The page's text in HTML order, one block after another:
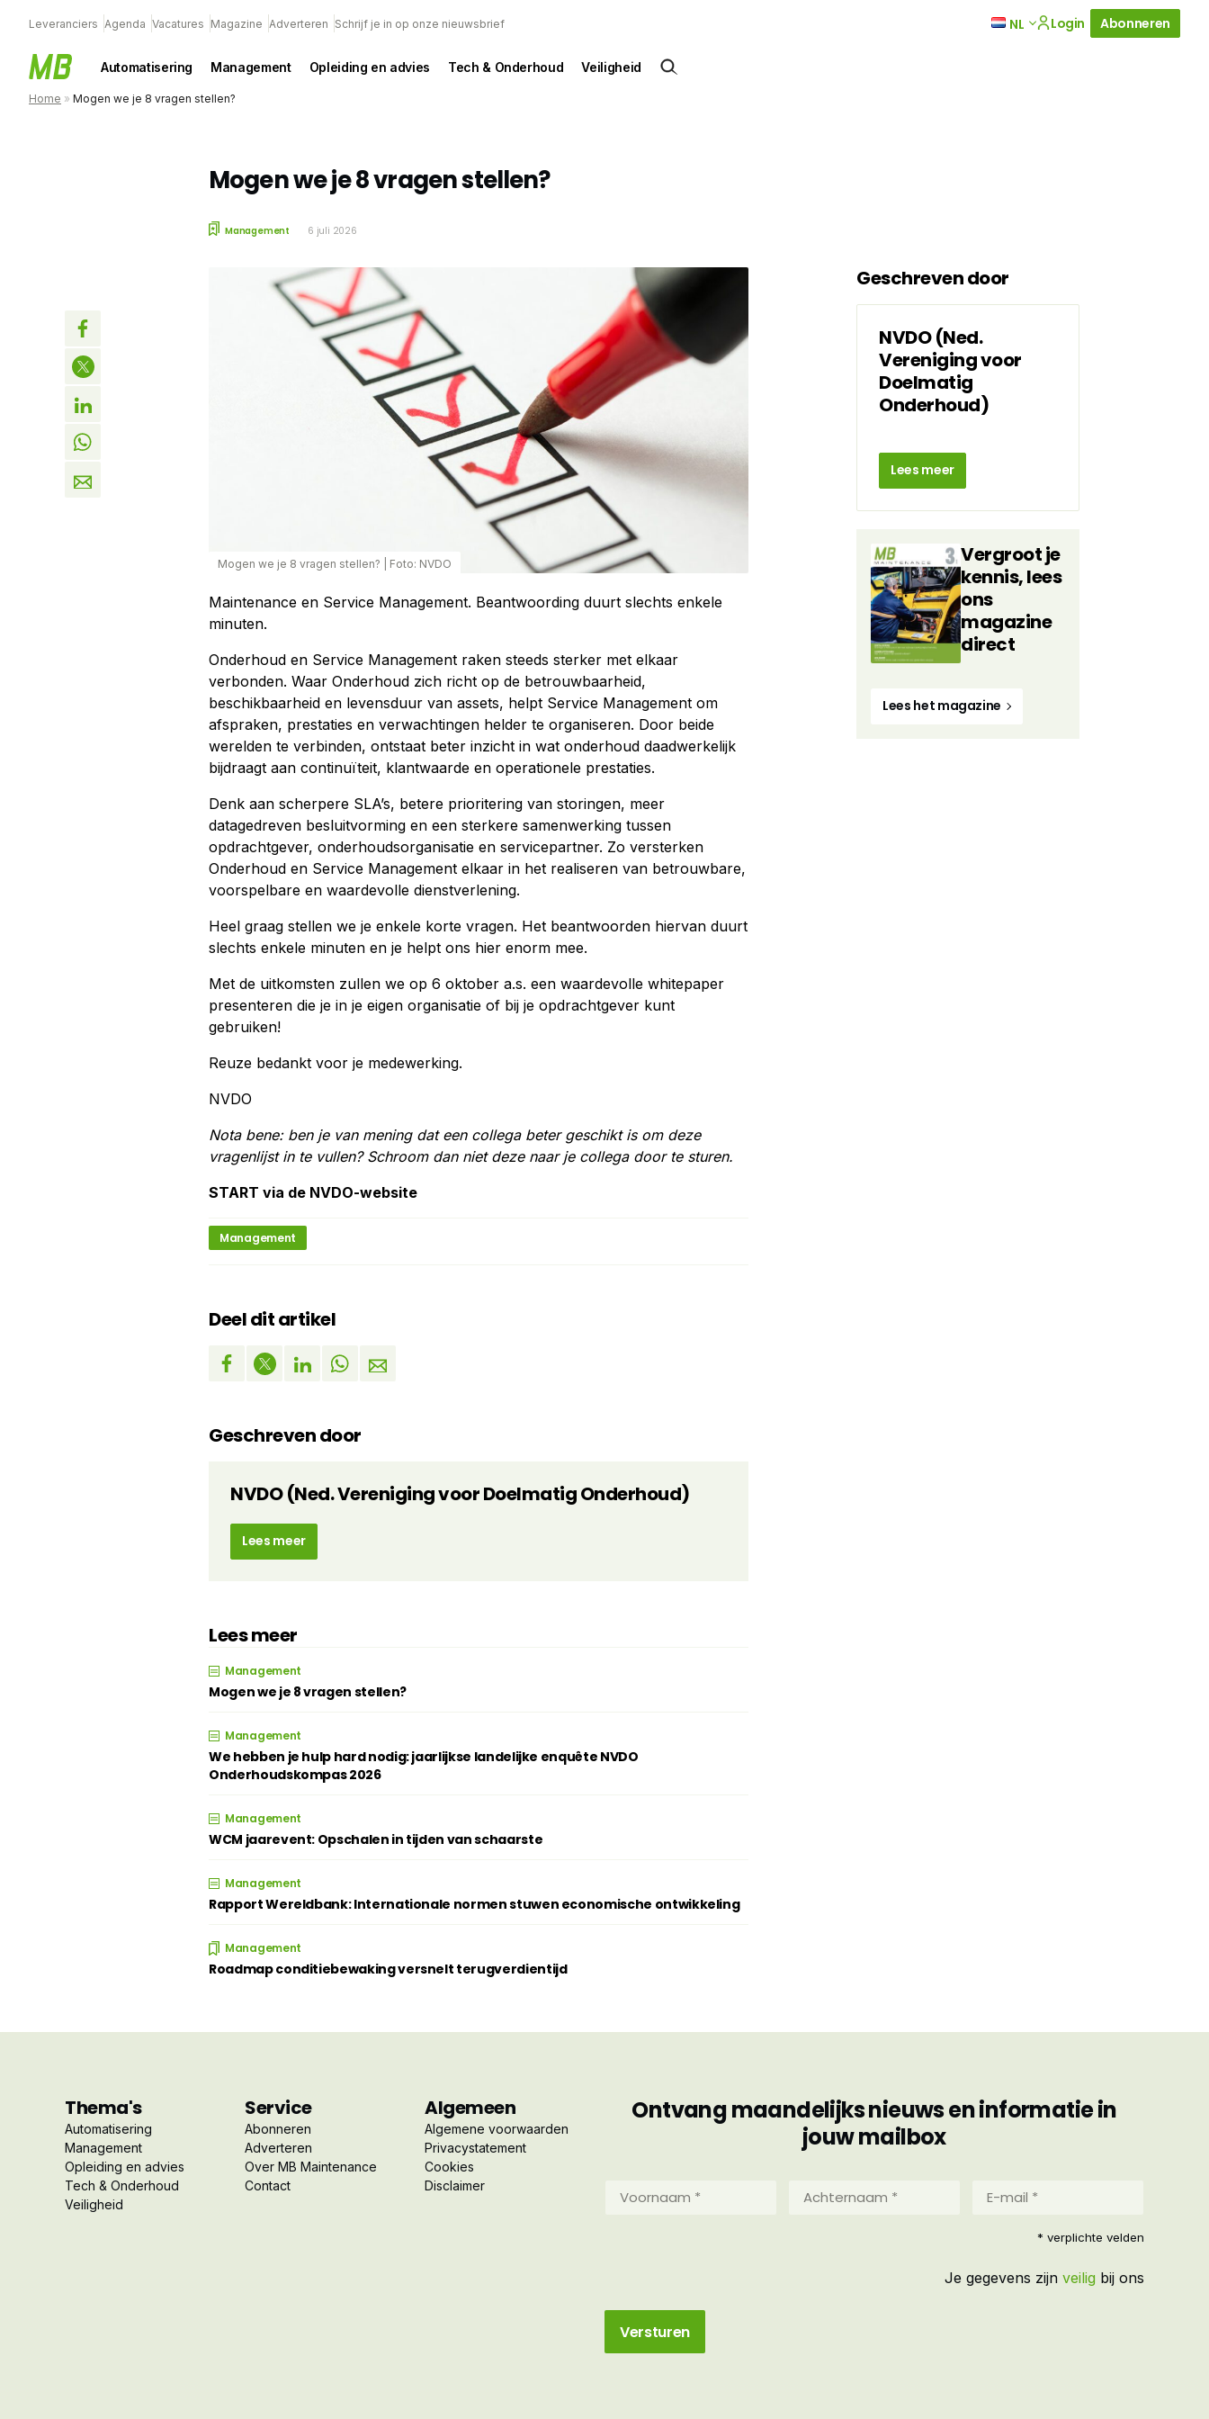
Leveranciers Agenda Vacatures Magazine Adverteren Schrijf je in op onze nieuwsbrief NL Login Abonneren
Automatisering Management Opleiding en advies Tech & Onderhoud Veiligheid
Home » Mogen we je 8 vragen stellen?
Mogen we je 8 vragen stellen?
Management 6 juli 2026
Mogen we je 8 vragen stellen? Foto: NVDO
Maintenance en Service Management. Beantwoording duurt slechts enkele
minuten.
Onderhoud en Service Management raken steeds sterker met elkaar
verbonden. Waar Onderhoud zich richt op de betrouwbaarheid,
beschikbaarheid en levensduur van assets, helpt Service Management om
afspraken, prestaties en verwachtingen helder te organiseren. Door beide
werelden te verbinden, ontstaat beter inzicht in wat onderhoud daadwerkelijk
bijdraagt aan continuïteit, klantwaarde en operationele prestaties.
Denk aan scherpere SLA’s, betere prioritering van storingen, meer
datagedreven besluitvorming en een sterkere samenwerking tussen
opdrachtgever, onderhoudsorganisatie en servicepartner. Zo versterken
Onderhoud en Service Management elkaar in het realiseren van betrouwbare,
voorspelbare en waardevolle dienstverlening.
Heel graag stellen we je enkele korte vragen. Het beantwoorden hiervan duurt
slechts enkele minuten en je helpt ons hier enorm mee.
Met de uitkomsten zullen we op 6 oktober a.s. een waardevolle whitepaper
presenteren die je in je eigen organisatie of bij je opdrachtgever kunt
gebruiken!
Reuze bedankt voor je medewerking.
NVDO
Nota bene: ben je van mening dat een collega beter geschikt is om deze
vragenlijst in te vullen? Schroom dan niet deze naar je collega door te sturen.
START via de NVDO-website
Management
Deel dit artikel
Geschreven door
NVDO (Ned. Vereniging voor Doelmatig Onderhoud)
Lees meer
Lees meer
Management
Mogen we je 8 vragen stellen?
Management
We hebben je hulp hard nodig: jaarlijkse landelijke enquête NVDO
Onderhoudskompas 2026
Management
WCM jaarevent: Opschalen in tijden van schaarste
Management
Rapport Wereldbank: Internationale normen stuwen economische ontwikkeling
Management
Roadmap conditiebewaking versnelt terugverdientijd
Geschreven door
NVDO (Ned.
Vereniging voor
Doelmatig
Onderhoud)
Lees meer
Vergroot je
kennis, lees
ons
magazine
direct
Lees het magazine
Thema's
Automatisering
Management
Opleiding en advies
Tech & Onderhoud
Veiligheid
Service
Abonneren
Adverteren
Over MB Maintenance
Contact
Algemeen
Algemene voorwaarden
Privacystatement
Cookies
Disclaimer
Ontvang maandelijks nieuws en informatie in
jouw mailbox
Achternaam
mail
* verplichte velden
Je gegevens zijn veilig bij ons